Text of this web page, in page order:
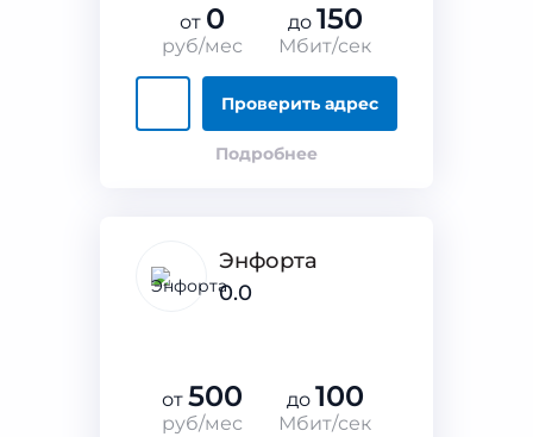
от 0
руб/мес
до 150
Мбит/сек
Проверить адрес
Подробнее
Энфорта
0.0
от 500
руб/мес
до 100
Мбит/сек